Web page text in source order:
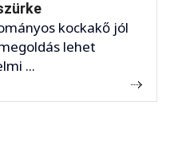
kockakő jól
lehet
...